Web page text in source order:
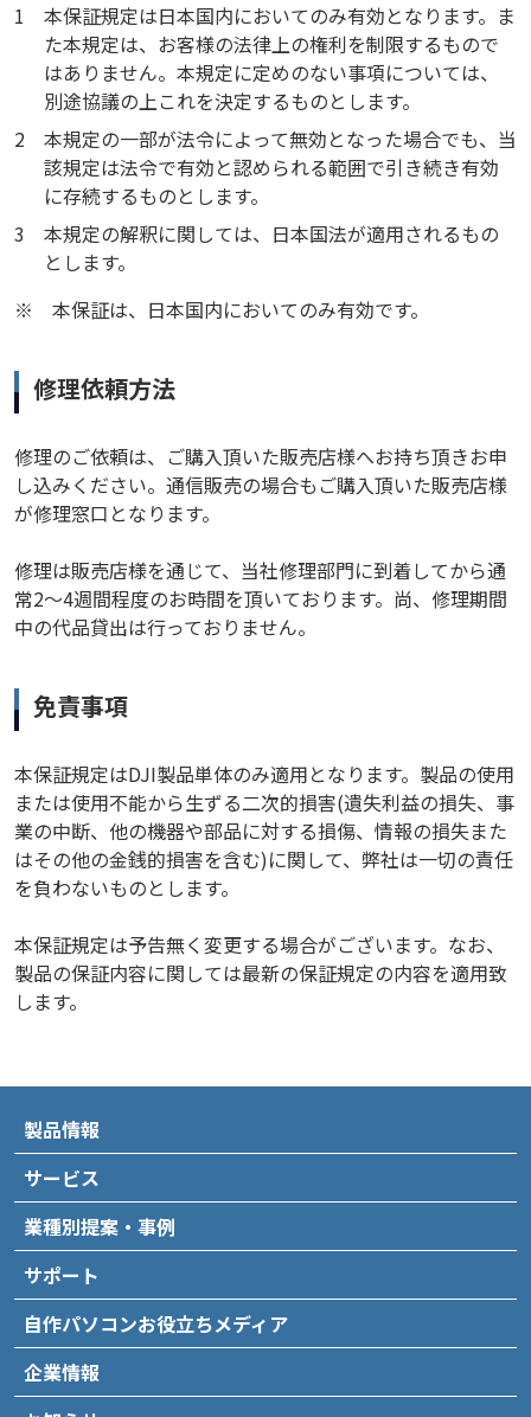
1
本保証規定は日本国内においてのみ有効となります。ま
た本規定は、お客様の法律上の権利を制限するもので
はありません。本規定に定めのない事項については、
別途協議の上これを決定するものとします。
2
本規定の一部が法令によって無効となった場合でも、当
該規定は法令で有効と認められる範囲で引き続き有効
に存続するものとします。
3
本規定の解釈に関しては、日本国法が適用されるもの
とします。
※
本保証は、日本国内においてのみ有効です。
修理依頼方法
修理のご依頼は、ご購入頂いた販売店様へお持ち頂きお申
し込みください。通信販売の場合もご購入頂いた販売店様
が修理窓口となります。
修理は販売店様を通じて、当社修理部門に到着してから通
常2～4週間程度のお時間を頂いております。尚、修理期間
中の代品貸出は行っておりません。
免責事項
本保証規定はDJI製品単体のみ適用となります。製品の使用
または使用不能から生ずる二次的損害(遺失利益の損失、事
業の中断、他の機器や部品に対する損傷、情報の損失また
はその他の金銭的損害を含む)に関して、弊社は一切の責任
を負わないものとします。
本保証規定は予告無く変更する場合がございます。なお、
製品の保証内容に関しては最新の保証規定の内容を適用致
します。
製品情報
サービス
業種別提案・事例
サポート
自作パソコンお役立ちメディア
企業情報